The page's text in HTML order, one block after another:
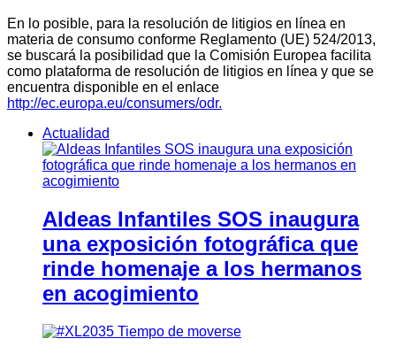
En lo posible, para la resolución de litigios en línea en
materia de consumo conforme Reglamento (UE) 524/2013,
se buscará la posibilidad que la Comisión Europea facilita
como plataforma de resolución de litigios en línea y que se
encuentra disponible en el enlace
http://ec.europa.eu/consumers/odr.
Actualidad
Aldeas Infantiles SOS inaugura
una exposición fotográfica que
rinde homenaje a los hermanos
en acogimiento